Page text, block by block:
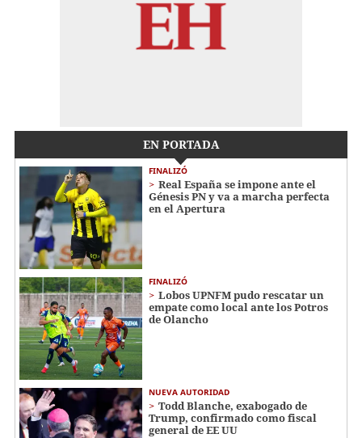
EN PORTADA
FINALIZÓ
Real España se impone ante el
Génesis PN y va a marcha perfecta
en el Apertura
FINALIZÓ
Lobos UPNFM pudo rescatar un
empate como local ante los Potros
de Olancho
NUEVA AUTORIDAD
Todd Blanche, exabogado de
Trump, confirmado como fiscal
general de EE UU